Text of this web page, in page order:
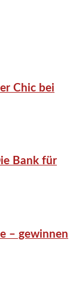
Chic bei
Bank für
– gewinnen